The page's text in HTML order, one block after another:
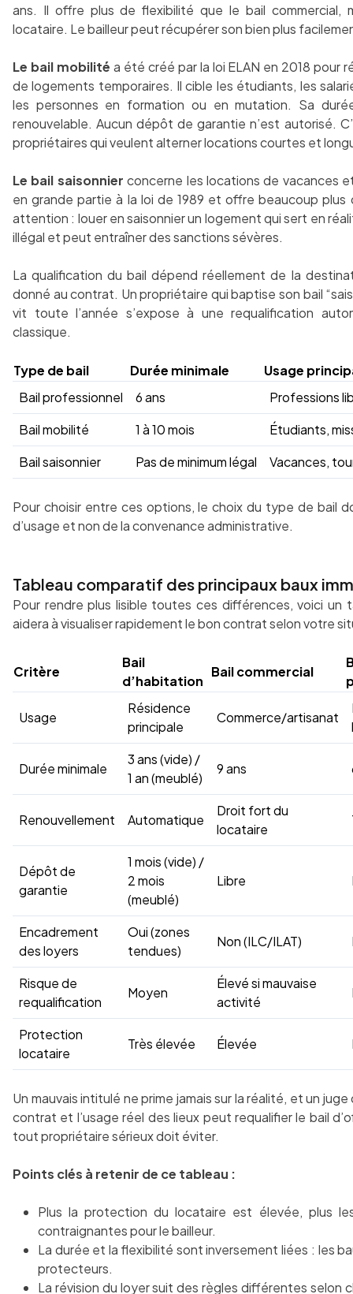
ans. Il offre plus de flexibilité que le bail commercial,
locataire. Le bailleur peut récupérer son bien plus
Le bail mobilité a été créé par la loi ELAN en 2018 pour
de logements temporaires. Il cible les étudiants, les
les personnes en formation ou en mutation. Sa
renouvelable. Aucun dépôt de garantie n’est autorisé.
propriétaires qui veulent alterner locations courtes et
Le bail saisonnier concerne les locations de vacances
en grande partie à la loi de 1989 et offre beaucoup
attention : louer en saisonnier un logement qui sert en
illégal et peut entraîner des sanctions sévères.
La qualification du bail dépend réellement de la
donné au contrat. Un propriétaire qui baptise son bail
vit toute l’année s’expose à une requalification
classique.
Type de bail Durée minimale
Usage
Bail professionnel
6 ans
Professions
Bail mobilité
1 à 10 mois
Étudiants,
Bail saisonnier
Pas de minimum légal Vacances,
Pour choisir entre ces options, le choix du type de bail
d’usage et non de la convenance administrative.
Tableau comparatif des principaux baux
Pour rendre plus lisible toutes ces différences, voici un
aidera à visualiser rapidement le bon contrat selon votre
Critère
Bail
d’habitation
Bail commercial
Usage
Résidence
principale
Commerce/artisanat
Durée minimale
3 ans (vide) /
1 an (meublé)
9 ans
Renouvellement Automatique
Droit fort du
locataire
Dépôt de
garantie
1 mois (vide) /
2 mois
(meublé)
Libre
Encadrement
des loyers
Oui (zones
tendues)
Non (ILC/ILAT)
Risque de
requalification
Moyen
Élevé si mauvaise
activité
Protection
locataire
Très élevée Élevée
Un mauvais intitulé ne prime jamais sur la réalité, et un
contrat et l’usage réel des lieux peut requalifier le bail
tout propriétaire sérieux doit éviter.
Points clés à retenir de ce tableau :
Plus la protection du locataire est élevée, plus
contraignantes pour le bailleur.
La durée et la flexibilité sont inversement liées : les
protecteurs.
La révision du loyer suit des règles différentes selon